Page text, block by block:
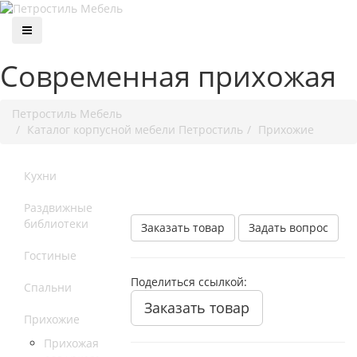
Современная прихожая
Петростиль Мебель
Каталог корпусной мебели Петростиль
Прихожие
Кухни
Раздвижные
библиотеки
Гостиные
Спальни
Прихожие
Прихожая
Заказать товар Задать вопрос
Поделиться ссылкой:
Заказать товар